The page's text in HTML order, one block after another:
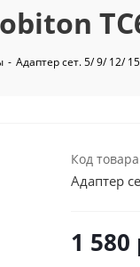
- Адаптер сет. 5/ 9/ 12/
Код товара
Адаптер
1 580